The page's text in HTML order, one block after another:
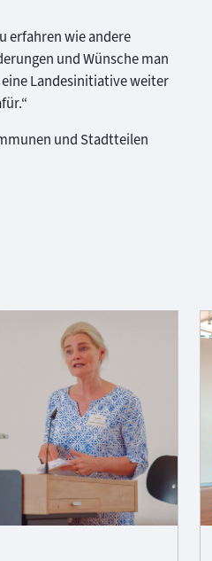
erfahren wie andere
und Wünsche man
Landesinitiative weiter
und Stadtteilen